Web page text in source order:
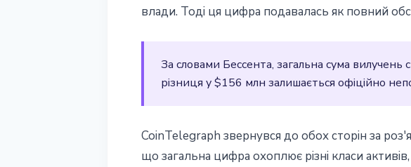
влади. Тоді ця цифра подавалась як повний
За словами Бессента, загальна сума
різниця у $156 млн залишається офіційно
CoinTelegraph звернувся до обох сторін за
що загальна цифра охоплює різні класи